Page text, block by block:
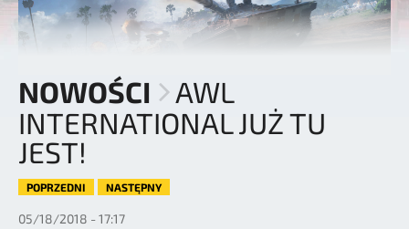
NOWOŚCI
AWL
INTERNATIONAL JUŻ TU
JEST!
POPRZEDNI NASTĘPNY
05/18/2018 - 17:17